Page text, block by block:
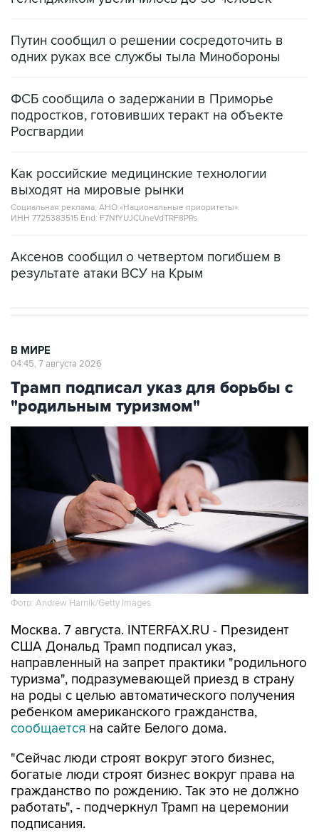
Путин сообщил о решении сосредоточить в
одних руках все службы тыла Минобороны
ФСБ сообщила о задержании в Приморье
подростков, готовивших теракт на объекте
Росгвардии
Как российские медицинские технологии
выходят на мировые рынки
Социальная реклама, АНО «Национальные приоритеты».
ИНН 7725383515 Erid: F7NfYUJCUneVdTRF8PRs
Аксенов сообщил о четвертом погибшем в
результате атаки ВСУ на Крым
В МИРЕ
04:45, 7 августа 2026
Трамп подписал указ для борьбы с
"родильным туризмом"
Фото: Andrew Harnik/Getty Images
Москва. 7 августа. INTERFAX.RU - Президент
США Дональд Трамп подписал указ,
направленный на запрет практики "родильного
туризма", подразумевающей приезд в страну
на роды с целью автоматического получения
ребенком американского гражданства,
сообщается на сайте Белого дома.
"Сейчас люди строят вокруг этого бизнес,
богатые люди строят бизнес вокруг права на
гражданство по рождению. Так это не должно
работать", - подчеркнул Трамп на церемонии
подписания.